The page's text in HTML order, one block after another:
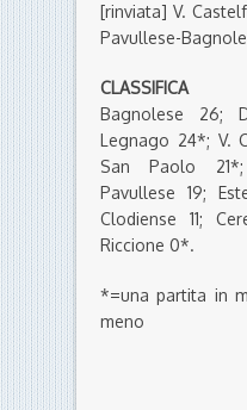
[rinviata] V.
Pavullese-
CLASSIFICA
Bagnolese 26;
Legnago 24*; V.
San Paolo
Pavullese 19;
Clodiense 11;
Riccione 0*.
*=una partita in
meno